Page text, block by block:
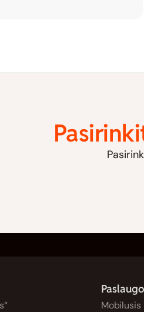
Mobilusis